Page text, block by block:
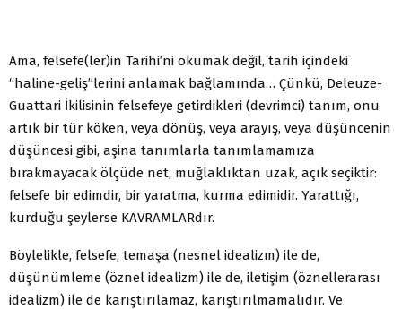
Ama, felsefe(ler)in Tarihi’ni okumak değil, tarih içindeki
“haline-geliş”lerini anlamak bağlamında… Çünkü, Deleuze-
Guattari İkilisinin felsefeye getirdikleri (devrimci) tanım, onu
artık bir tür köken, veya dönüş, veya arayış, veya düşüncenin
düşüncesi gibi, aşina tanımlarla tanımlamamıza
bırakmayacak ölçüde net, muğlaklıktan uzak, açık seçiktir:
felsefe bir edimdir, bir yaratma, kurma edimidir. Yarattığı,
kurduğu şeylerse KAVRAMLARdır.
Böylelikle, felsefe, temaşa (nesnel idealizm) ile de,
düşünümleme (öznel idealizm) ile de, iletişim (öznellerarası
idealizm) ile de karıştırılamaz, karıştırılmamalıdır. Ve